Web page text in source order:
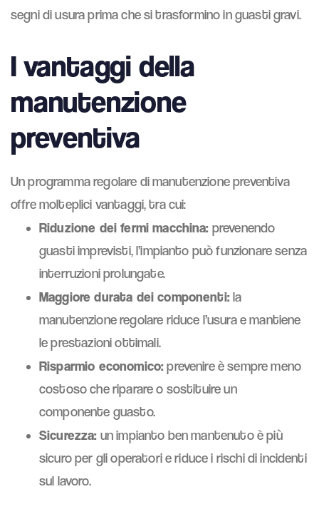
segni di usura prima che si trasformino in guasti gravi.
I vantaggi della
manutenzione
preventiva
Un programma regolare di manutenzione preventiva
offre molteplici vantaggi, tra cui:
Riduzione dei fermi macchina: prevenendo
guasti imprevisti, l’impianto può funzionare senza
interruzioni prolungate.
Maggiore durata dei componenti:la
manutenzione regolare riduce l’usura e mantiene
le prestazioni ottimali.
Risparmio economico:prevenire è sempre meno
costoso che riparare o sostituire un
componente guasto.
Sicurezza: un impianto ben mantenuto è più
sicuro per gli operatori e riduce i rischi di incidenti
sul lavoro.